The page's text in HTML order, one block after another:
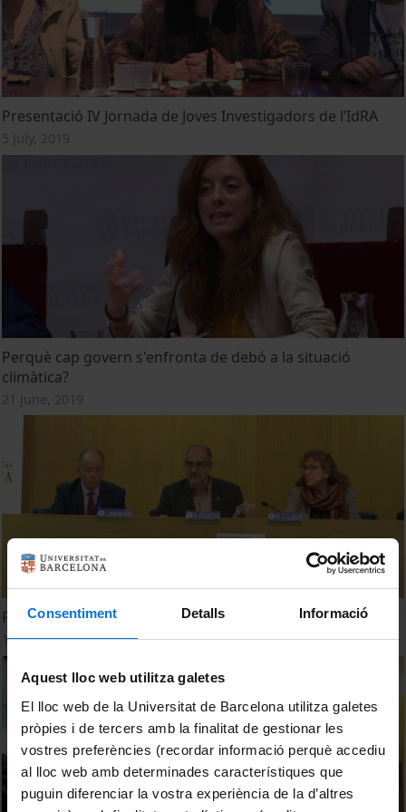
Consentiment Detalls Informació
Aquest lloc web utilitza galetes
El lloc web de la Universitat de Barcelona utilitza galetes
pròpies i de tercers amb la finalitat de gestionar les
vostres preferències (recordar informació perquè accediu
al lloc web amb determinades característiques que
puguin diferenciar la vostra experiència de la d’altres
Presentació IV Jornada de Joves Investigadors de l’IdRA
5 July, 2019
Perquè cap govern s'enfronta de debó a la situació
climàtica?
21 June, 2019
Presentació de la jornada Recursos hídrics i canvi climàtic
16 November, 2018